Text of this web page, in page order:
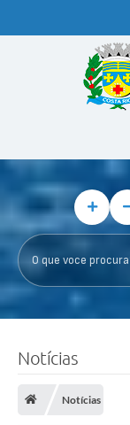
O que voce procura?
Notícias
Notícias